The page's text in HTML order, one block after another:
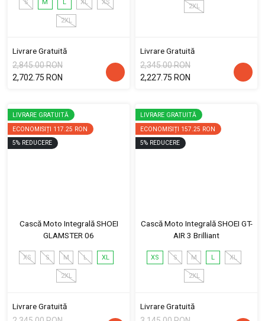
S M L XL XS
2XL
Livrare Gratuită
2,845.00 RON
2,702.75 RON
2XL
Livrare Gratuită
2,345.00 RON
2,227.75 RON
LIVRARE GRATUITĂ
ECONOMISIȚI 117.25 RON
5% REDUCERE
Cască Moto Integrală SHOEI
GLAMSTER 06
XS S M L XL
2XL
Livrare Gratuită
LIVRARE GRATUITĂ
ECONOMISIȚI 157.25 RON
5% REDUCERE
Cască Moto Integrală SHOEI GT-
AIR 3 Brilliant
XS S M L XL
2XL
Livrare Gratuită